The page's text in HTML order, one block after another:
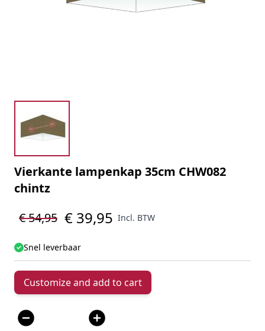
Vierkante lampenkap 35cm CHW082
chintz
€ 54,95 € 39,95 Incl. BTW
Snel leverbaar
Customize and add to cart
Aantal